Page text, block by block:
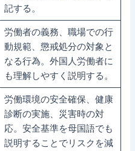
記する。
労働者の義務、職場での行
動規範、懲戒処分の対象と
なる行為。外国人労働者に
も理解しやすく説明する。
労働環境の安全確保、健康
診断の実施、災害時の対
応。安全基準を母国語でも
説明することでリスクを減